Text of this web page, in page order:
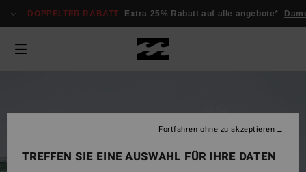
DOPPELTER RABATT Extra 25% Rabatt auf alle angebote* Damen
TREFFEN SIE EINE AUSWAHL FÜR IHRE DATEN
Fortfahren ohne zu akzeptieren